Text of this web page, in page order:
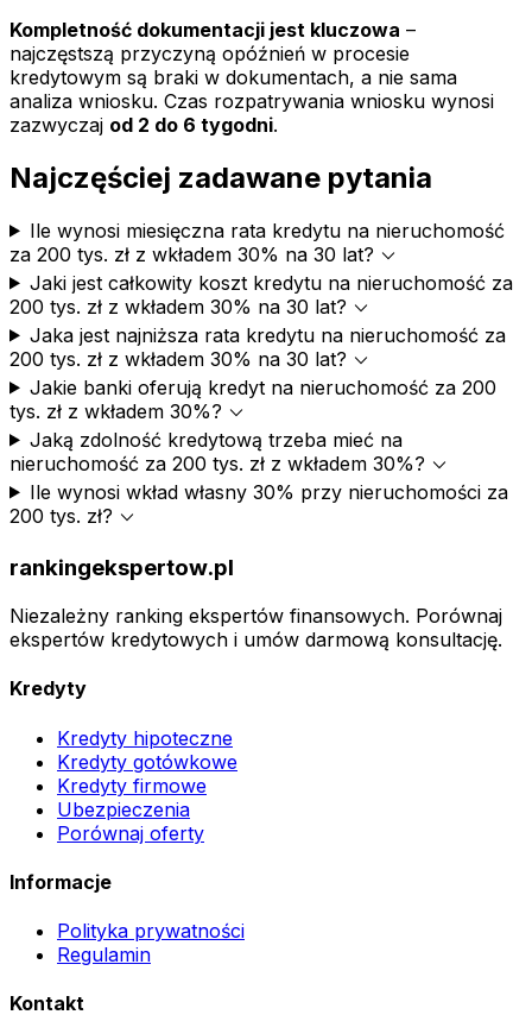
Kompletność dokumentacji jest kluczowa –
najczęstszą przyczyną opóźnień w procesie
kredytowym są braki w dokumentach, a nie sama
analiza wniosku. Czas rozpatrywania wniosku wynosi
zazwyczaj od 2 do 6 tygodni.
Najczęściej zadawane pytania
Ile wynosi miesięczna rata kredytu na nieruchomość
za 200 tys. zł z wkładem 30% na 30 lat? expand_more
Jaki jest całkowity koszt kredytu na nieruchomość za
200 tys. zł z wkładem 30% na 30 lat? expand_more
Jaka jest najniższa rata kredytu na nieruchomość za
200 tys. zł z wkładem 30% na 30 lat? expand_more
Jakie banki oferują kredyt na nieruchomość za 200
tys. zł z wkładem 30%? expand_more
Jaką zdolność kredytową trzeba mieć na
nieruchomość za 200 tys. zł z wkładem 30%? expand_more
Ile wynosi wkład własny 30% przy nieruchomości za
200 tys. zł? expand_more
rankingekspertow.pl
Niezależny ranking ekspertów finansowych. Porównaj
ekspertów kredytowych i umów darmową konsultację.
Kredyty
Kredyty hipoteczne
Kredyty gotówkowe
Kredyty firmowe
Ubezpieczenia
Porównaj oferty
Informacje
Polityka prywatności
Regulamin
Kontakt